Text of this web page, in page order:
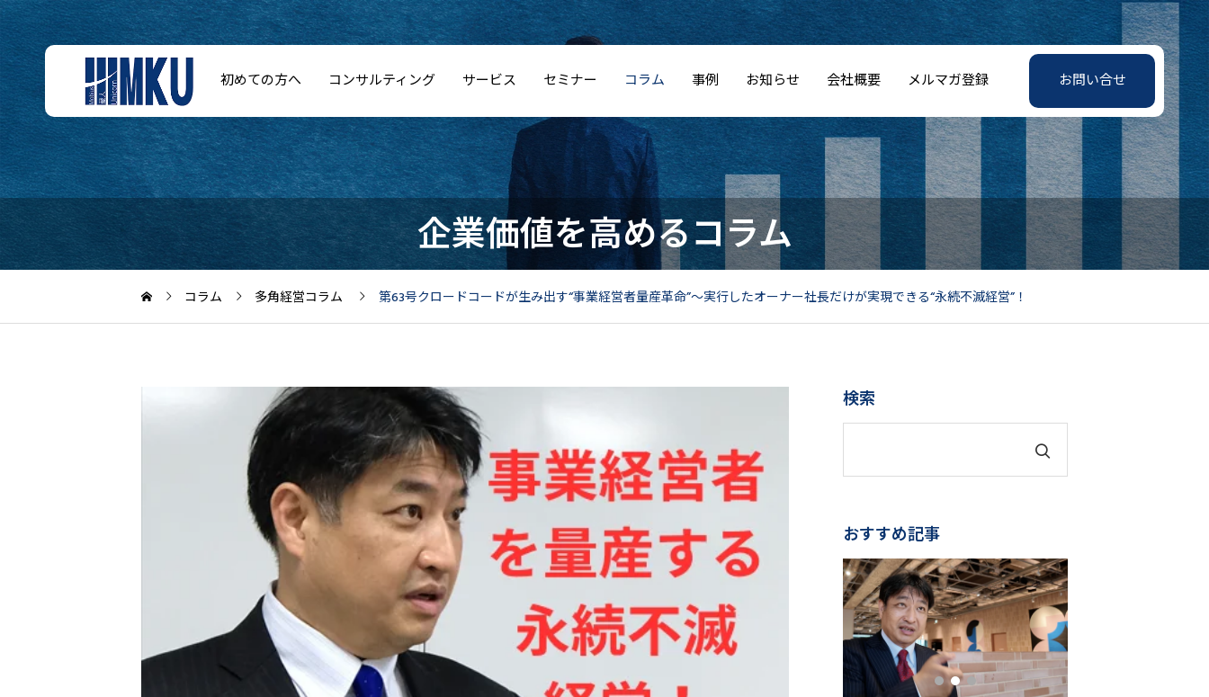
初めての方へ コンサルティング サービス セミナー コラム 事例 お知らせ 会社概要 メルマガ登録 お問い合せ
企業価値を高めるコラム
コラム 多角経営コラム 第63号クロードコードが生み出す“事業経営者量産革命”〜実行したオーナー社長だけが実現できる“永続不滅経営”！
検索
おすすめ記事